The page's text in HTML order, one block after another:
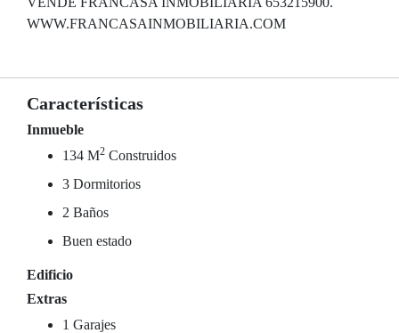
WWW.FRANCASAINMOBILIARIA.COM
Características
Inmueble
134 M2 Construidos
3 Dormitorios
2 Baños
Buen estado
Edificio
Extras
1 Garajes